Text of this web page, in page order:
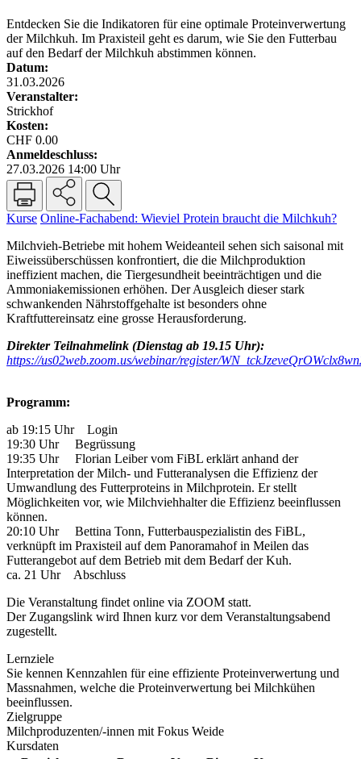
Entdecken Sie die Indikatoren für eine optimale Proteinverwertung
der Milchkuh. Im Praxisteil geht es darum, wie Sie den Futterbau
auf den Bedarf der Milchkuh abstimmen können.
Datum:
31.03.2026
Veranstalter:
Strickhof
Kosten:
CHF 0.00
Anmeldeschluss:
27.03.2026 14:00 Uhr
Kurse Online-Fachabend: Wieviel Protein braucht die Milchkuh?
Milchvieh-Betriebe mit hohem Weideanteil sehen sich saisonal mit
Eiweissüberschüssen konfrontiert, die die Milchproduktion
ineffizient machen, die Tiergesundheit beeinträchtigen und die
Ammoniakemissionen erhöhen. Der Ausgleich dieser stark
schwankenden Nährstoffgehalte ist besonders ohne
Kraftfuttereinsatz eine grosse Herausforderung.
Direkter Teilnahmelink (Dienstag ab 19.15 Uhr):
https://us02web.zoom.us/webinar/register/
Programm:
ab 19:15 Uhr Login
19:30 Uhr Begrüssung
19:35 Uhr Florian Leiber vom FiBL erklärt anhand der
Interpretation der Milch- und Futteranalysen die Effizienz der
Umwandlung des Futterproteins in Milchprotein. Er stellt
Möglichkeiten vor, wie Milchviehhalter die Effizienz beeinflussen
können.
20:10 Uhr Bettina Tonn, Futterbauspezialistin des FiBL,
verknüpft im Praxisteil auf dem Panoramahof in Meilen das
Futterangebot auf dem Betrieb mit dem Bedarf der Kuh.
ca. 21 Uhr Abschluss
Die Veranstaltung findet online via ZOOM statt.
Der Zugangslink wird Ihnen kurz vor dem Veranstaltungsabend
zugestellt.
Lernziele
Sie kennen Kennzahlen für eine effiziente Proteinverwertung und
Massnahmen, welche die Proteinverwertung bei Milchkühen
beeinflussen.
Zielgruppe
Milchproduzenten/-innen mit Fokus Weide
Kursdaten